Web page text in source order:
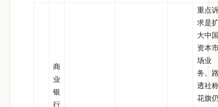
商
业
银
行
重点
求是
大中
资本
场业
务。
透社
花旗